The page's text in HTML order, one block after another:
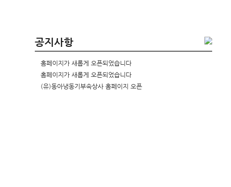
공지사항
홈페이지가 새롭게 오픈되었습니다
홈페이지가 새롭게 오픈되었습니다
(유)동아냉동기부속상사 홈페이지 오픈